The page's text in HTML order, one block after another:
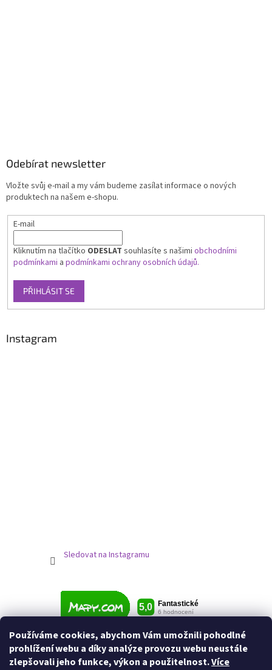
Používáme cookies, abychom Vám umožnili pohodlné
prohlížení webu a díky analýze provozu webu neustále
zlepšovali jeho funkce, výkon a použitelnost.Více
Odebírat newsletter
Vložte svůj e-mail a my vám budeme zasílat informace o nových
produktech na našem e-shopu.
E-mail
Kliknutím na tlačítko ODESLAT souhlasíte s našimi obchodními
podmínkami a podmínkami ochrany osobních údajů.
PŘIHLÁSIT SE
Instagram
Sledovat na Instagramu